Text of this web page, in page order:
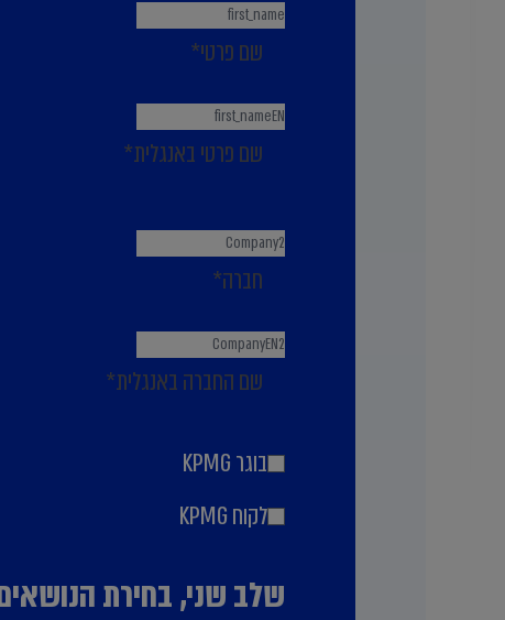
שם פרטי*
שם פרטי באנגלית*
חברה*
שם החברה באנגלית*
בוגר KPMG
לקוח KPMG
שלב שני, בחירת